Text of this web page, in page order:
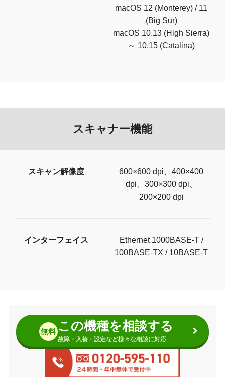
macOS 12 (Monterey) / 11
(Big Sur)
macOS 10.13 (High Sierra)
～ 10.15 (Catalina)
スキャナー機能
スキャン解像度
600×600 dpi、400×400
dpi、300×300 dpi、
200×200 dpi
インターフェイス
Ethernet 1000BASE-T /
100BASE-TX / 10BASE-T
無料 この機種を相談する
故障・入替・設定など様々な相談に対応